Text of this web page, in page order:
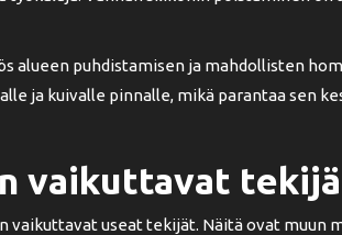
alueen puhdistamisen ja mahdollisten
ja kuivalle pinnalle, mikä parantaa sen
vaikuttavat
vaikuttavat useat tekijät. Näitä ovat muun